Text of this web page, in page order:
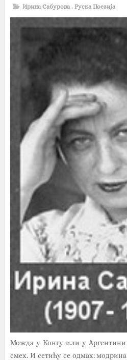
Ирина Сабурова , Руска Поезија
Можда у Конгу или у
смех. И сетићу се одмах: